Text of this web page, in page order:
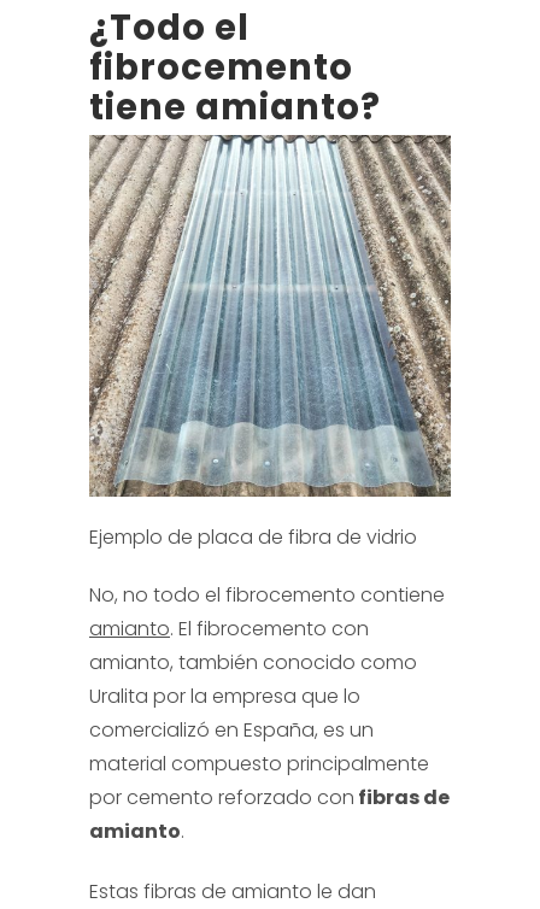
¿Todo el
fibrocemento
tiene amianto?
Ejemplo de placa de fibra de vidrio
No, no todo el fibrocemento contiene
amianto. El fibrocemento con
amianto, también conocido como
Uralita por la empresa que lo
comercializó en España, es un
material compuesto principalmente
por cemento reforzado con fibras de
amianto.
Estas fibras de amianto le dan